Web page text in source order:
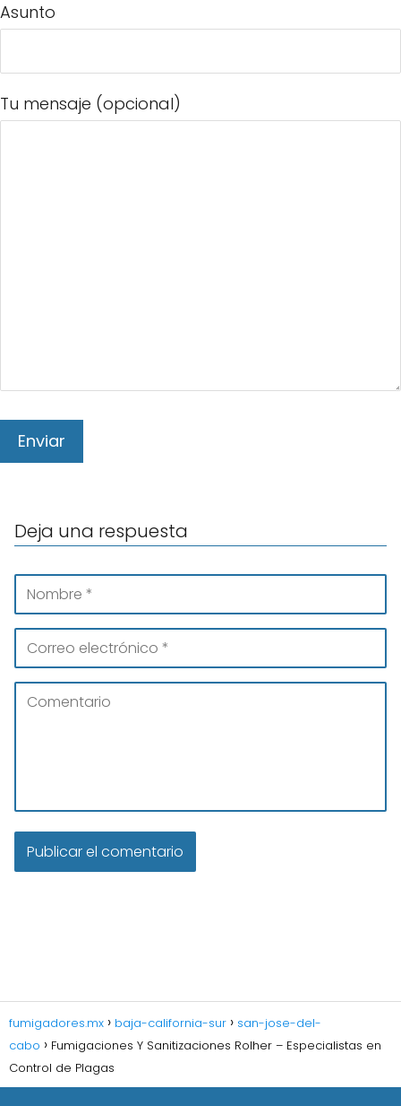
Asunto
Tu mensaje (opcional)
Deja una respuesta
fumigadores.mx baja-california-sur
san-jose-del-
cabo
Fumigaciones Y Sanitizaciones Rolher – Especialistas en
Control de Plagas